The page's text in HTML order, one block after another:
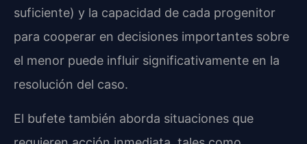
suficiente) y la capacidad de cada progenitor
para cooperar en decisiones importantes sobre
el menor puede influir significativamente en la
resolución del caso.
El bufete también aborda situaciones que